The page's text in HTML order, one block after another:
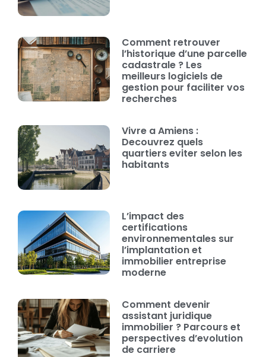
Comment retrouver
l’historique d’une parcelle
cadastrale ? Les
meilleurs logiciels de
gestion pour faciliter vos
recherches
Vivre a Amiens :
Decouvrez quels
quartiers eviter selon les
habitants
L’impact des
certifications
environnementales sur
l’implantation et
immobilier entreprise
moderne
Comment devenir
assistant juridique
immobilier ? Parcours et
perspectives d’evolution
de carriere